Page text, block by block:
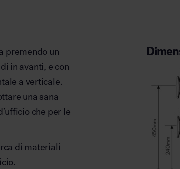
premendo un
in avanti, e con
a verticale.
una sana
che per le
di materiali